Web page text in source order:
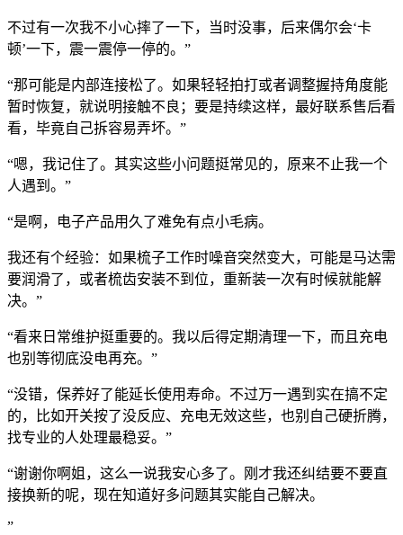
不过有一次我不小心摔了一下，当时没事，后来偶尔会‘卡
顿’一下，震一震停一停的。”
“那可能是内部连接松了。如果轻轻拍打或者调整握持角度能
暂时恢复，就说明接触不良；要是持续这样，最好联系售后看
看，毕竟自己拆容易弄坏。”
“嗯，我记住了。其实这些小问题挺常见的，原来不止我一个
人遇到。”
“是啊，电子产品用久了难免有点小毛病。
我还有个经验：如果梳子工作时噪音突然变大，可能是马达需
要润滑了，或者梳齿安装不到位，重新装一次有时候就能解
决。”
“看来日常维护挺重要的。我以后得定期清理一下，而且充电
也别等彻底没电再充。”
“没错，保养好了能延长使用寿命。不过万一遇到实在搞不定
的，比如开关按了没反应、充电无效这些，也别自己硬折腾，
找专业的人处理最稳妥。”
“谢谢你啊姐，这么一说我安心多了。刚才我还纠结要不要直
接换新的呢，现在知道好多问题其实能自己解决。
”